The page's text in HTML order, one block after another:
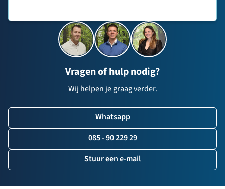
Vragen of hulp nodig?
Wij helpen je graag verder.
Whatsapp
085 - 90 229 29
Stuur een e-mail